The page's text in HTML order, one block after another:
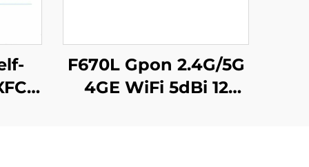
F670L Gpon 2.4G/5G
4GE WiFi 5dBi 12